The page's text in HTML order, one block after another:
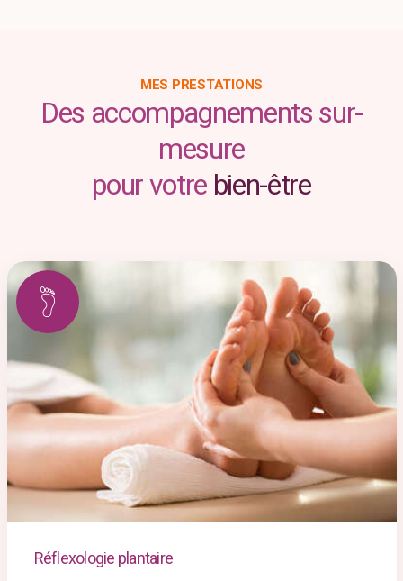
MES PRESTATIONS
Des accompagnements sur-
mesure
pour votre bien-être
Réflexologie plantaire